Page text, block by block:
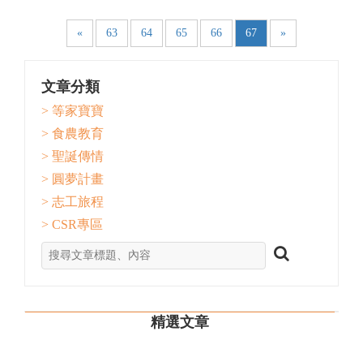
« 63 64 65 66 67 »
文章分類
> 等家寶寶
> 食農教育
> 聖誕傳情
> 圓夢計畫
> 志工旅程
> CSR專區
精選文章